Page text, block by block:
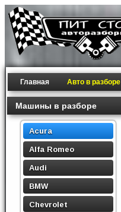
Главная Авто в разборе
Машины в разборе
Acura
Alfa Romeo
Audi
BMW
Chevrolet